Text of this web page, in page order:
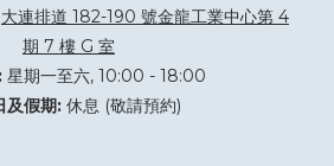
連排道 182-190 號金龍工業中心第 4
期 7 樓 G 室
星期一至六, 10:00 - 18:00
及假期:休息 (敬請預約)